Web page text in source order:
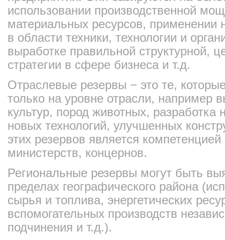
использовании производственной
материальных ресурсов,
в области техники, технологии и
выработке правильной структурной,
стратегии в сфере бизнеса и т.д.
Отраслевые резервы − это те,
только на уровне отрасли, например
культур, пород животных,
новых технологий, улучшенных
этих резервов является
министерств, концернов.
Региональные резервы могут быть
пределах географического района
сырья и топлива, энергетических
вспомогательных производств
подчинения и т.д.).